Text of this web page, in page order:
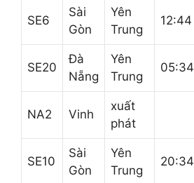
SE6
Sài
Gòn
Yên
Trung
12:44
SE20
Đà
Nẵng
Yên
Trung
05:34
NA2 Vinh
xuất
phát
SE10
Sài
Gòn
Yên
Trung
20:34